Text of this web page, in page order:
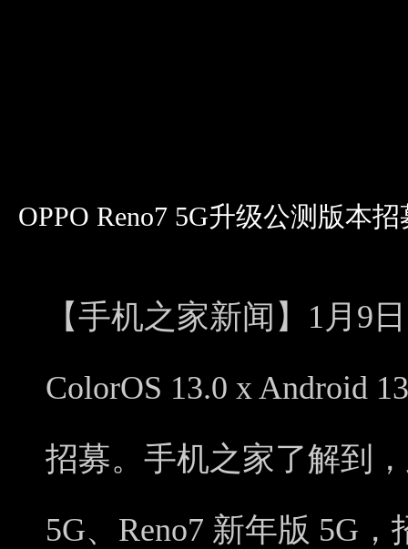
OPPO Reno7 5G升级公测版本
【手机之家新闻】1月9
ColorOS 13.0 x Android
招募。手机之家了解到
5G、Reno7 新年版 5G